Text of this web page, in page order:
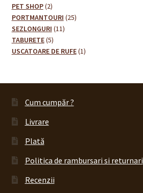
Livrare
Plată
datelor cu caracter personal
Politica de cookie-uri
Politica de rambursari si returnari
Recenzii
PET SHOP 22
produse
PORTMANTOURI 2525
SEZLONGURI 1111
TABURETE 55
produse
USCATOARE DE RUFE 11
Cum cumpăr ?
Livrare
Plată
Politica de rambursari si returnari
Recenzii